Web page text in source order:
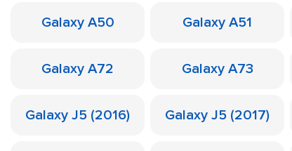
Galaxy A50 Galaxy A51
Galaxy A72 Galaxy A73
Galaxy J5 (2016) Galaxy J5 (2017)